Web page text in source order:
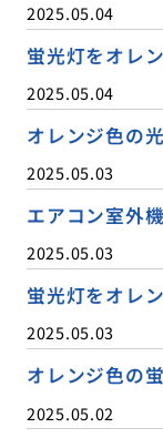
2025.05.04
蛍光灯をオレ
2025.05.04
オレンジ色の
2025.05.03
エアコン室外
2025.05.03
蛍光灯をオレ
2025.05.03
オレンジ色の
2025.05.02